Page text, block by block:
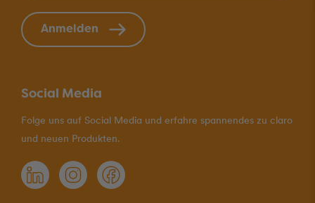
Anmelden
Social Media
Folge uns auf Social Media und erfahre spannendes zu claro
und neuen Produkten.